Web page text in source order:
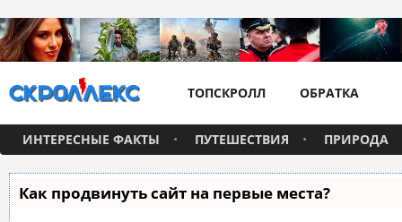
ТОПСКРОЛЛ ОБРАТКА
ИНТЕРЕСНЫЕ ФАКТЫ ПУТЕШЕСТВИЯ ПРИРОДА
Как продвинуть сайт на первые места?